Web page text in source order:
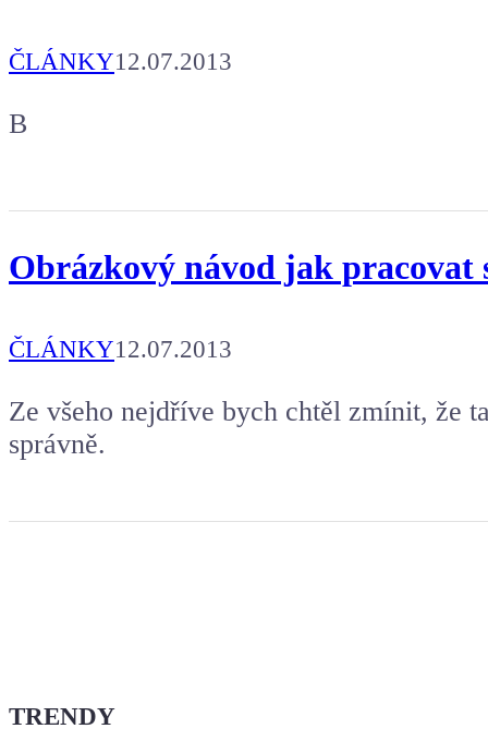
ČLÁNKY12.07.2013
B
Obrázkový návod jak
ČLÁNKY12.07.2013
Ze všeho nejdříve bych chtěl zmínit, že
správně.
TRENDY